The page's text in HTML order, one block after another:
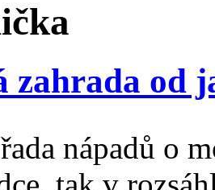
zahrada od
nápadů o